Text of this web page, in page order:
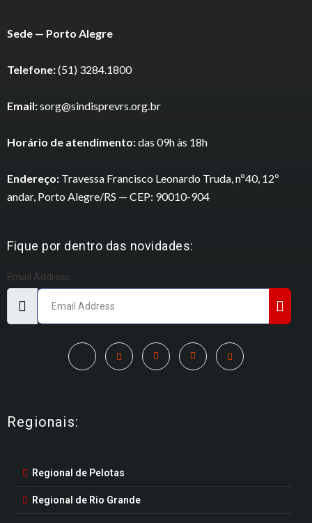
Sede — Porto Alegre
Telefone:(51) 3284.1800
Email:sorg@sindisprevrs.org.br
Horário de atendimento:das 09h às 18h
Endereço: Travessa Francisco Leonardo Truda, nº40, 12º
andar, Porto Alegre/RS — CEP: 90010-904
Fique por dentro das novidades:
Email Address
Regionais:
Regional de Pelotas
Regional de Rio Grande